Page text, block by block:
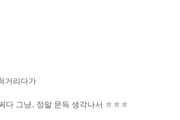
거리다가
다 그냥.. 정말 문득 생각나서 ㅎㅎㅎ